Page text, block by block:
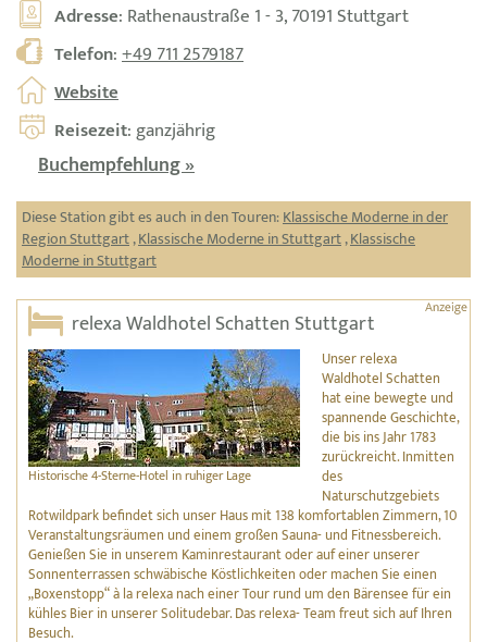
Adresse: Rathenaustraße 1 - 3, 70191 Stuttgart
Telefon:+49 711 2579187
Website
Reisezeit: ganzjährig
Buchempfehlung »
Diese Station gibt es auch in den Touren:Klassische Moderne in der
Region Stuttgart,Klassische Moderne in Stuttgart,Klassische
Moderne in Stuttgart
relexa Waldhotel Schatten Stuttgart
Historische 4-Sterne-Hotel in ruhiger Lage
Unser relexa
Waldhotel Schatten
hat eine bewegte und
spannende Geschichte,
die bis ins Jahr 1783
zurückreicht. Inmitten
des
Naturschutzgebiets
Rotwildpark befindet sich unser Haus mit 138 komfortablen Zimmern, 10
Veranstaltungsräumen und einem großen Sauna- und Fitnessbereich.
Genießen Sie in unserem Kaminrestaurant oder auf einer unserer
Sonnenterrassen schwäbische Köstlichkeiten oder machen Sie einen
„Boxenstopp“ à la relexa nach einer Tour rund um den Bärensee für ein
kühles Bier in unserer Solitudebar. Das relexa- Team freut sich auf Ihren
Besuch.